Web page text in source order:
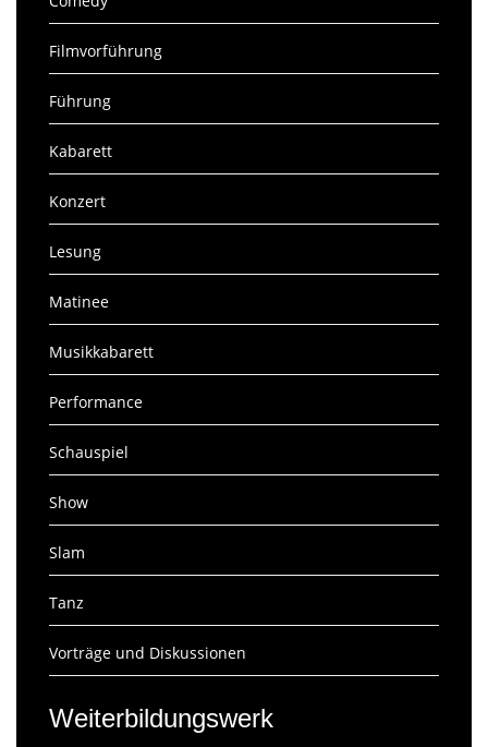
Filmvorführung
Führung
Kabarett
Konzert
Lesung
Matinee
Musikkabarett
Performance
Schauspiel
Show
Slam
Tanz
Vorträge und Diskussionen
Weiterbildungswerk